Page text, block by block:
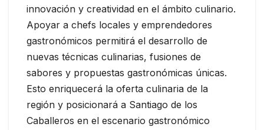
innovación y creatividad en el ámbito culinario.
Apoyar a chefs locales y emprendedores
gastronómicos permitirá el desarrollo de
nuevas técnicas culinarias, fusiones de
sabores y propuestas gastronómicas únicas.
Esto enriquecerá la oferta culinaria de la
región y posicionará a Santiago de los
Caballeros en el escenario gastronómico